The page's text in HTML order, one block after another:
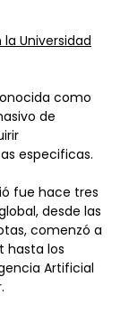
Universidad
como
de
especificas.
fue hace tres
desde las
comenzó a
hasta los
Artificial